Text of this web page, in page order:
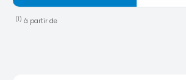
(1) à partir de